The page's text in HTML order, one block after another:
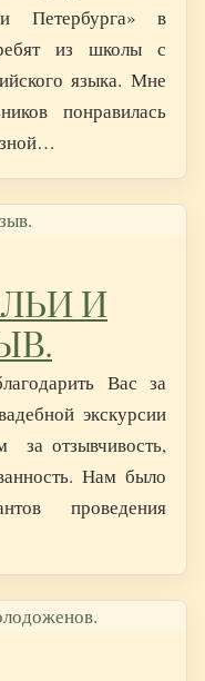
Петербурга» в
из школы с
языка. Мне
понравилась
И
Вас за
экскурсии
за отзывчивость,
Нам было
проведения